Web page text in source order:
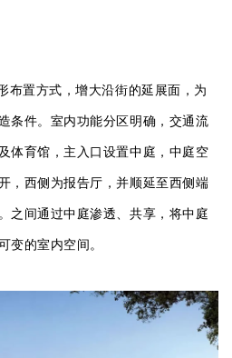
布置方式，增大沿街的延展面，为
条件。室内功能分区明确，交通流
体育馆，主入口设置中庭，中庭空
，西侧为报告厅，并顺延至西侧端
之间通过中庭渗透、共享，将中庭
变的室内空间。